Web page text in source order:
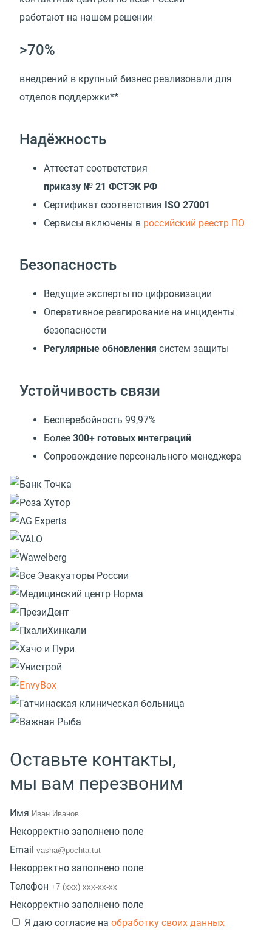
работают на нашем решении
>70%
внедрений в крупный бизнес реализовали для
отделов поддержки**
Надёжность
Аттестат соответствия
приказу № 21 ФСТЭК РФ
Сертификат соответствия ISO 27001
Cервисы включены в российский реестр ПО
Безопасность
Ведущие эксперты по цифровизации
Оперативное реагирование на инциденты
безопасности
Регулярные обновления систем защиты
Устойчивость связи
Бесперебойность 99,97%
Более 300+ готовых интеграций
Сопровождение персонального менеджера
Оставьте контакты,
мы вам перезвоним
Имя
Некорректно заполнено поле
Email
Некорректно заполнено поле
Телефон
Некорректно заполнено поле
Я даю согласие на обработку своих данных